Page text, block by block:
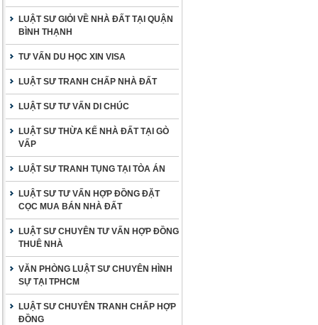
LUẬT SƯ GIỎI VỀ NHÀ ĐẤT TẠI QUẬN
BÌNH THẠNH
TƯ VẤN DU HỌC XIN VISA
LUẬT SƯ TRANH CHẤP NHÀ ĐẤT
LUẬT SƯ TƯ VẤN DI CHÚC
LUẬT SƯ THỪA KẾ NHÀ ĐẤT TẠI GÒ
VẤP
LUẬT SƯ TRANH TỤNG TẠI TÒA ÁN
LUẬT SƯ TƯ VẤN HỢP ĐỒNG ĐẶT
CỌC MUA BÁN NHÀ ĐẤT
LUẬT SƯ CHUYÊN TƯ VẤN HỢP ĐỒNG
THUÊ NHÀ
VĂN PHÒNG LUẬT SƯ CHUYÊN HÌNH
SỰ TẠI TPHCM
LUẬT SƯ CHUYÊN TRANH CHẤP HỢP
ĐỒNG